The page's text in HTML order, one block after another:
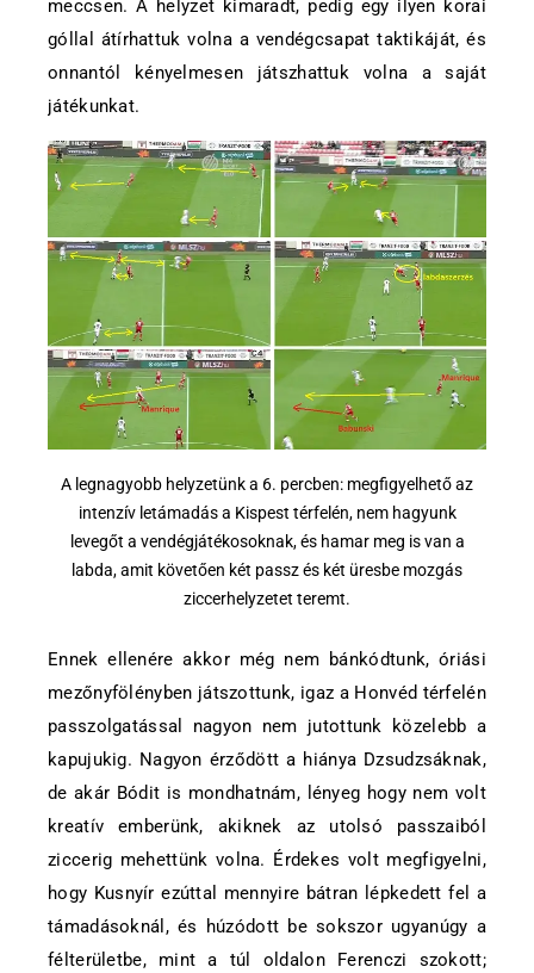
meccsen. A helyzet kimaradt, pedig egy ilyen korai
góllal átírhattuk volna a vendégcsapat taktikáját, és
onnantól kényelmesen játszhattuk volna a saját
játékunkat.
A legnagyobb helyzetünk a 6. percben: megfigyelhető az
intenzív letámadás a Kispest térfelén, nem hagyunk
levegőt a vendégjátékosoknak, és hamar meg is van a
labda, amit követően két passz és két üresbe mozgás
ziccerhelyzetet teremt.
Ennek ellenére akkor még nem bánkódtunk, óriási
mezőnyfölényben játszottunk, igaz a Honvéd térfelén
passzolgatással nagyon nem jutottunk közelebb a
kapujukig. Nagyon érződött a hiánya Dzsudzsáknak,
de akár Bódit is mondhatnám, lényeg hogy nem volt
kreatív emberünk, akiknek az utolsó passzaiból
ziccerig mehettünk volna. Érdekes volt megfigyelni,
hogy Kusnyír ezúttal mennyire bátran lépkedett fel a
támadásoknál, és húzódott be sokszor ugyanúgy a
félterületbe, mint a túl oldalon Ferenczi szokott;